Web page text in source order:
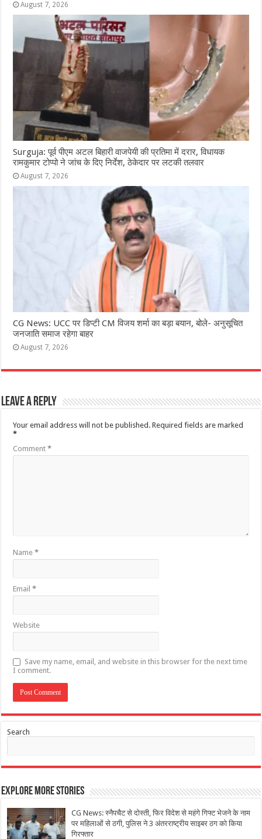
August 7, 2026
Surguja: पूर्व पीएम अटल बिहारी वाजपेयी की प्रतिमा में दरार, विधायक
रामकुमार टोप्पो ने जांच के दिए निर्देश, ठेकेदार पर लटकी तलवार
August 7, 2026
CG News: UCC पर डिप्टी CM विजय शर्मा का बड़ा बयान, बोले- अनुसूचित
जनजाति समाज रहेगा बाहर
August 7, 2026
Leave a Reply
Your email address will not be published. Required fields are marked
*
Comment*
Name*
Email*
Website
Save my name, email, and website in this browser for the next time
I comment.
Search
Explore More Stories
CG News: स्नैपचैट से दोस्ती, फिर विदेश से महंगे गिफ्ट भेजने के नाम
पर महिलाओं से ठगी, पुलिस ने 3 अंतरराष्ट्रीय साइबर ठग को किया
गिरफ्तार